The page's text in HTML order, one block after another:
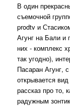
В один
съемочной
prodtv и
Агунг на Бали и
них - комплекс
так угодно),
Пасаран Агунг,
открывается
рассказ про то,
радужным